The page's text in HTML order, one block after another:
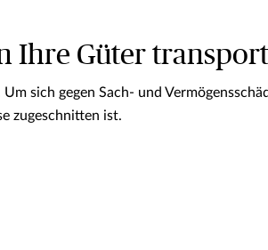
Ihre Güter
sich gegen Sach- und
zugeschnitten ist.